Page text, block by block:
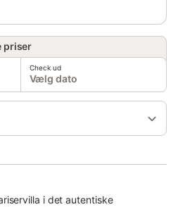
priser
Check ud
Vælg dato
i det autentiske